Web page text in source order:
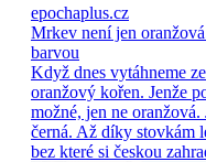
epochaplus.cz
Mrkev není jen
barvou
Když dnes vytáhneme
oranžový kořen. Jenže
možné, jen ne
černá. Až díky stovkám
bez které si českou